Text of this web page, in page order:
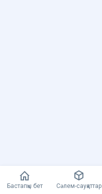
Бастапқы бет Cәлем-сауқаттар